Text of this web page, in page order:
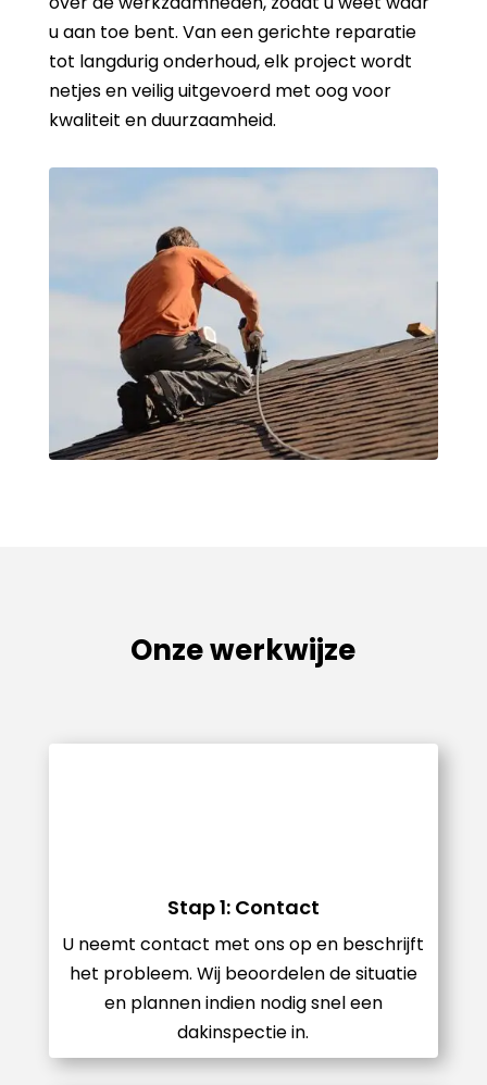
u aan toe bent. Van een gerichte reparatie
tot langdurig onderhoud, elk project wordt
netjes en veilig uitgevoerd met oog voor
kwaliteit en duurzaamheid.
Onze werkwijze
Stap 1: Contact
U neemt contact met ons op en beschrijft
het probleem. Wij beoordelen de situatie
en plannen indien nodig snel een
dakinspectie in.